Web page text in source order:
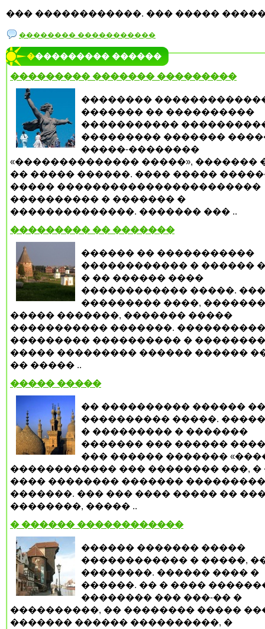
��� ������������. ��� �����
�������� �����������
���������� ������
��������� ������� ���������
��������
������� �� ����������
�����������
��������� �������
�����-��������
«�������������� �����», �������
�� ����� ������. ���� �����
����� �����������������������
���������� � ������� �
��������������. ������� ��� ..
��������� �� �������
������ �� �����������
������������ � ������
� �� ������ ����
������������ �����.
��������� ����,
����� �������, ������� �����
����������� �������. ����������
��������� ���������� � ��������
����� ��������� ������ ������
�� ����� ..
����� �����
�� ���������� ������
���������� �����.
� ��������� � �������
������� ��� ������
��� ������ �������
������������ ��� �������� ���, �
���� �������� ������� ���������
�������. ��� ��� ���� ����� ��
��������, ����� ..
� ������ ������������
������ ������� �����
������������ � �����,
��������. ������ ���� �
������. �� � ����
�������� ��� ���-�� �
����������, �� �������� �����
������� ������ ����������, �